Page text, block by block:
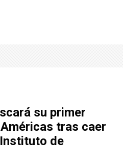
su primer
tras caer
de